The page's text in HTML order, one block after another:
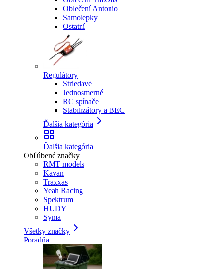
Oblečení Antonio
Samolepky
Ostatní
Regulátory
Striedavé
Jednosmerné
RC spínače
Stabilizátory a BEC
Ďalšia kategória
Ďalšia kategória
Obľúbené značky
RMT models
Kavan
Traxxas
Yeah Racing
Spektrum
HUDY
Syma
Všetky značky
Poradňa